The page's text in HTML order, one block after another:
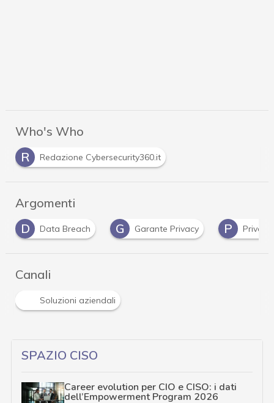
Who's Who
R
Redazione Cybersecurity360.it
Argomenti
Data Breach G Garante Privacy P Privacy
Canali
Soluzioni aziendali
SPAZIO CISO
Career evolution per CIO e CISO: i dati
dell’Empowerment Program 2026